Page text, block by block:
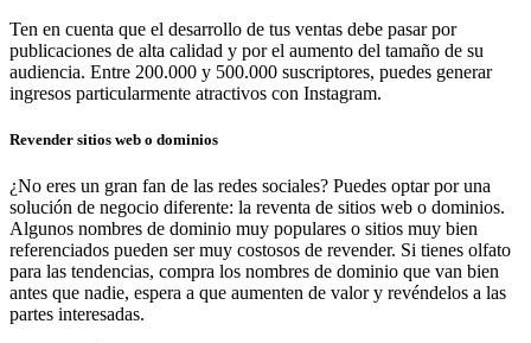
Ten en cuenta que el desarrollo de tus ventas debe pasar por
publicaciones de alta calidad y por el aumento del tamaño de su
audiencia. Entre 200.000 y 500.000 suscriptores, puedes generar
ingresos particularmente atractivos con Instagram.
Revender sitios web o dominios
¿No eres un gran fan de las redes sociales? Puedes optar por una
solución de negocio diferente: la reventa de sitios web o dominios.
Algunos nombres de dominio muy populares o sitios muy bien
referenciados pueden ser muy costosos de revender. Si tienes olfato
para las tendencias, compra los nombres de dominio que van bien
antes que nadie, espera a que aumenten de valor y revéndelos a las
partes interesadas.